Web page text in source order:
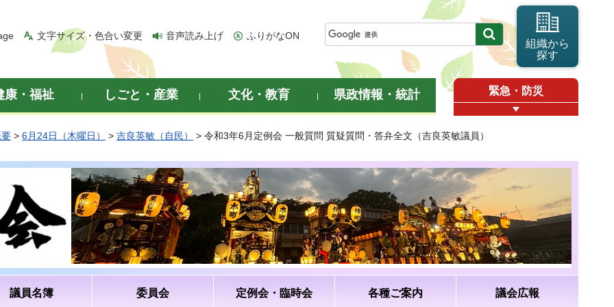
文字サイズ・色合い変更 音声読み上げ ふりがなON
組織から
探す
康・福祉 しごと・産業 文化・教育 県政情報・統計 緊急・防災
> 6月24日（木曜日） > 吉良英敏（自民） > 令和3年6月定例会 一般質問 質疑質問・答弁全文（吉良英敏議員）
議員名簿 委員会 定例会・臨時会 各種ご案内 議会広報